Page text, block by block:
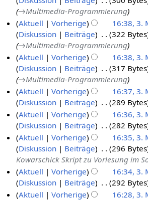
→Multimedia-Programmierung
Aktuell
Vorherige 16:38, 3.
Diskussion
Beiträge 322 Bytes
→Multimedia-Programmierung
Aktuell
Vorherige 16:38, 3.
Diskussion
Beiträge 317 Bytes
→Multimedia-Programmierung
Aktuell
Vorherige 16:37, 3.
Diskussion
Beiträge 289 Bytes
K
e
i
n
e
B
e
a
Aktuell Vorherige 16:36, 3.
Diskussion
Beiträge 282 Bytes
K
e
i
n
e
B
Aktuell Vorherige 16:35, 3.
Diskussion
Beiträge 296 Bytes
Kowarschick Skript zu Vorlesung im
Aktuell
Vorherige 16:34, 3.
Diskussion
Beiträge 292 Bytes
KAktuell Vorherige 16:28, 3.